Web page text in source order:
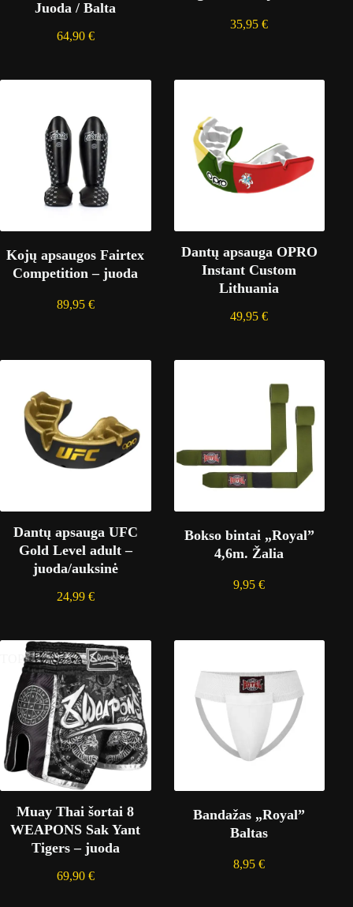
Juoda / Balta
64,90 €
35,95€
Kojų apsaugos Fairtex
Competition – juoda
89,95 €
Dantų apsauga OPRO
Instant Custom
Lithuania
49,95€
Dantų apsauga UFC
Gold Level adult –
juoda/auksinė
24,99 €
Bokso bintai „Royal”
4,6m. Žalia
9,95€
TOP
Muay Thai šortai 8
WEAPONS Sak Yant
Tigers – juoda
69,90 €
Bandažas „Royal”
Baltas
8,95€